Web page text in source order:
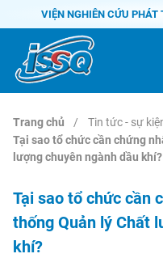
VIỆN NGHIÊN CỨU PHÁT
Trang chủ
Tin tức - sự
Tại sao tổ chức cần chứng
lượng chuyên ngành dầu khí?
Tại sao tổ chức cần
thống Quản lý Chất
khí?